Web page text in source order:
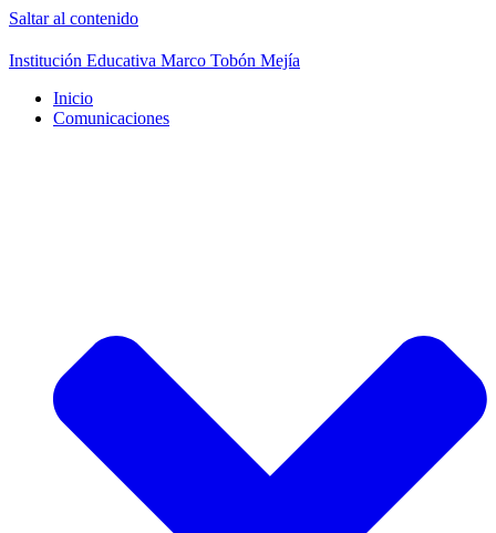
Saltar al contenido
Institución Educativa Marco Tobón Mejía
Inicio
Comunicaciones